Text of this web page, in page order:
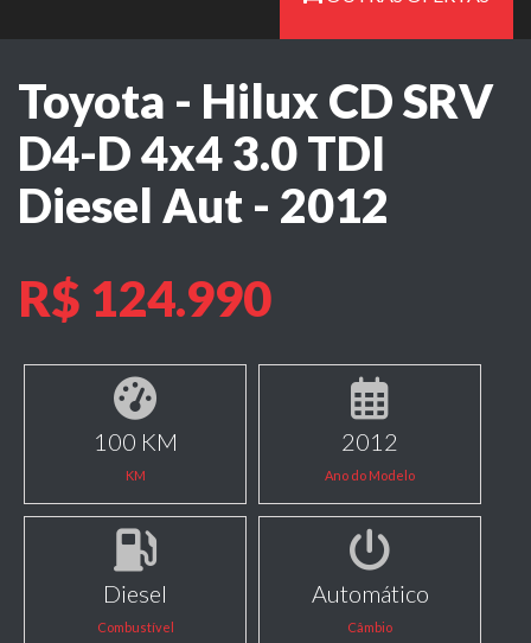
Toyota - Hilux CD SRV
D4-D 4x4 3.0 TDI
Diesel Aut - 2012
R$ 124.990
100 KM
KM
2012
Ano do Modelo
Diesel
Combustível
Automático
Câmbio